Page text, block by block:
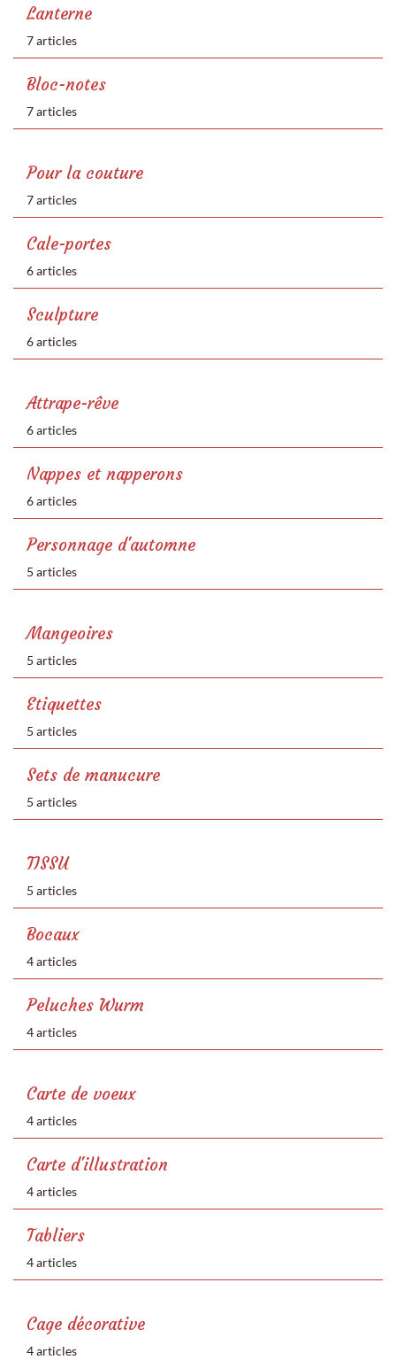
Lanterne
7 articles
Bloc-notes
7 articles
Pour la couture
7 articles
Cale-portes
6 articles
Sculpture
6 articles
Attrape-rêve
6 articles
Nappes et napperons
6 articles
Personnage d'automne
5 articles
Mangeoires
5 articles
Etiquettes
5 articles
Sets de manucure
5 articles
TISSU
5 articles
Bocaux
4 articles
Peluches Wurm
4 articles
Carte de voeux
4 articles
Carte d'illustration
4 articles
Tabliers
4 articles
Cage décorative
4 articles